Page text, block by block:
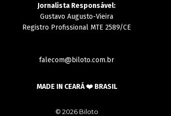
Jornalista Responsável:
Gustavo Augusto-Vieira
Registro Profissional MTE 2589/CE
falecom@biloto.com.br
MADE IN CEARÁ ❤️ BRASIL
© 2026 Biloto